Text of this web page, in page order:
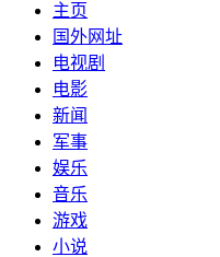
主页
国外网址
电视剧
电影
新闻
军事
娱乐
音乐
游戏
小说